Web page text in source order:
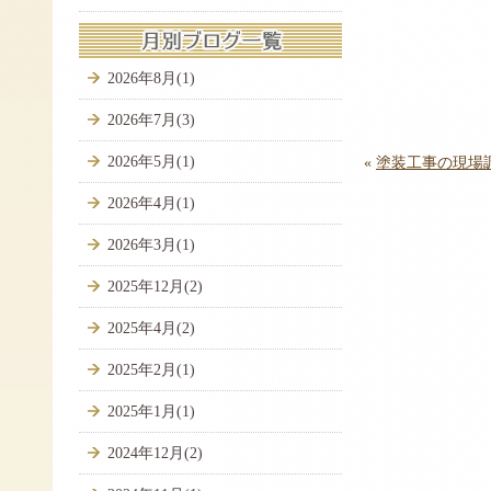
« 塗装工事の現場
2026年8月(1)
2026年7月(3)
2026年5月(1)
2026年4月(1)
2026年3月(1)
2025年12月(2)
2025年4月(2)
2025年2月(1)
2025年1月(1)
2024年12月(2)